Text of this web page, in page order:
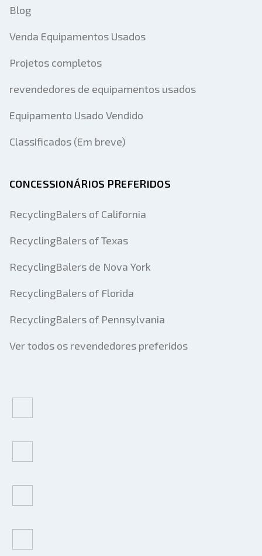
Blog
Venda Equipamentos Usados
Projetos completos
revendedores de equipamentos usados
Equipamento Usado Vendido
Classificados (Em breve)
CONCESSIONÁRIOS PREFERIDOS
RecyclingBalers of California
RecyclingBalers of Texas
RecyclingBalers de Nova York
RecyclingBalers of Florida
RecyclingBalers of Pennsylvania
Ver todos os revendedores preferidos